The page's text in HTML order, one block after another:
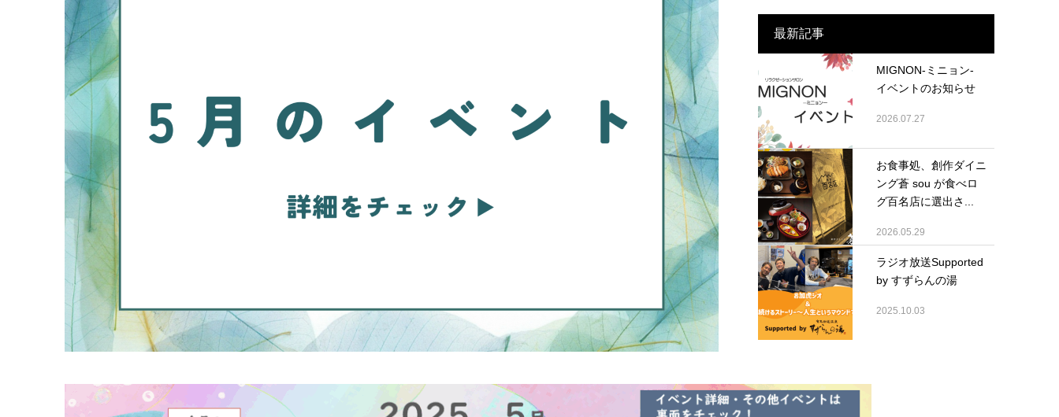
最新記事
MIGNON-ミニョン-
イベントのお知らせ
2026.07.27
お食事処、創作ダイニ
ング蒼 sou が食べロ
グ百名店に選出さ...
2026.05.29
ラジオ放送Supported
by すずらんの湯
2025.10.03